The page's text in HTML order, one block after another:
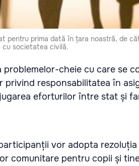
pentru prima dată în țara noastră, de
cu societatea civilă.
cheie cu care se
privind responsabilitatea în
eforturilor între stat și
vor adopta rezoluția
comunitare pentru copii și